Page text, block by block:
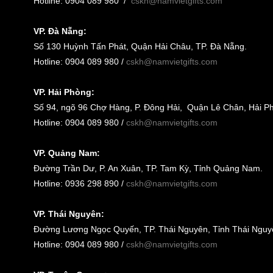
VP. Đà Nẵng:
Số 130 Huỳnh Tấn Phát, Quận Hải Châu, TP. Đà Nẵng
Hotline: 0904 089 980 / cskh@namvietgifts.com
VP. Hải Phòng:
Số 94, ngõ 96 Chợ Hàng, P. Đông Hải, Quận Lê Chân, Hải
Hotline: 0904 089 980 / cskh@namvietgifts.com
VP. Quảng Nam:
Đường Trần Dư, P. An Xuân, TP. Tam Kỳ, Tỉnh Quảng Nam
Hotline: 0936 298 890 / cskh@namvietgifts.com
VP. Thái Nguyên:
Đường Lương Ngọc Quyến, TP. Thái Nguyên, Tỉnh Thái
Hotline: 0904 089 980 / cskh@namvietgifts.com